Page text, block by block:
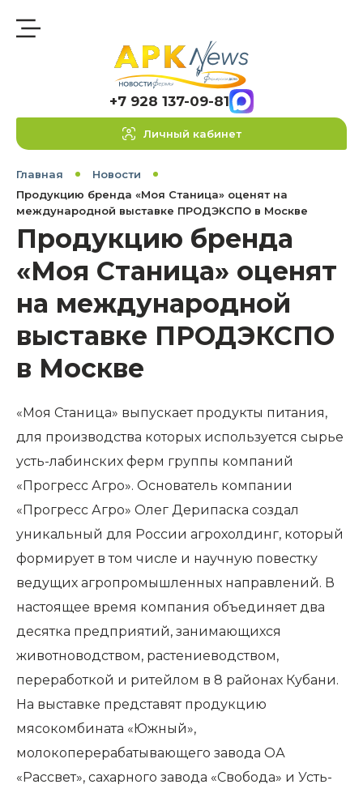
+7 928 137-09-81
Личный кабинет
Главная
Новости
Продукцию бренда «Моя Станица» оценят на
международной выставке ПРОДЭКСПО в Москве
Продукцию бренда
«Моя Станица» оценят
на международной
выставке ПРОДЭКСПО
в Москве
«Моя Станица» выпускает продукты питания,
для производства которых используется сырье
усть-лабинских ферм группы компаний
«Прогресс Агро». Основатель компании
«Прогресс Агро» Олег Дерипаска создал
уникальный для России агрохолдинг, который
формирует в том числе и научную повестку
ведущих агропромышленных направлений. В
настоящее время компания объединяет два
десятка предприятий, занимающихся
животноводством, растениеводством,
переработкой и ритейлом в 8 районах Кубани.
На выставке представят продукцию
мясокомбината «Южный»,
молокоперерабатывающего завода ОА
«Рассвет», сахарного завода «Свобода» и Усть-